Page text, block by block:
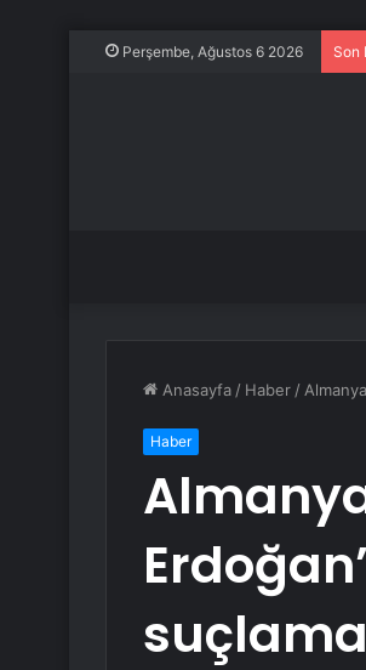
Perşembe, Ağustos 6 2026 Son
Anasayfa / Haber /
Haber